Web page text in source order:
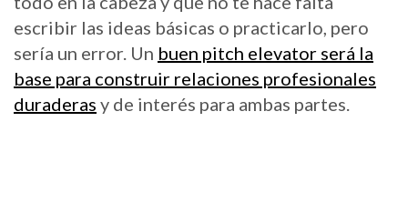
escribir las ideas básicas o practicarlo, pero
sería un error. Un buen pitch elevator será la
base para construir relaciones profesionales
duraderas y de interés para ambas partes.